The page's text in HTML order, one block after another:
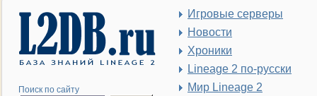
Поиск по сайту
Игровые серверы
Новости
Хроники
Lineage 2 по-русски
Мир Lineage 2